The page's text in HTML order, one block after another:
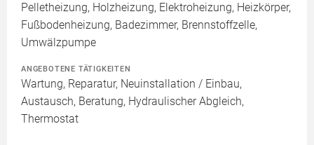
Pelletheizung, Holzheizung, Elektroheizung, Heizkörper,
Fußbodenheizung, Badezimmer, Brennstoffzelle,
Umwälzpumpe
ANGEBOTENE TÄTIGKEITEN
Wartung, Reparatur, Neuinstallation / Einbau,
Austausch, Beratung, Hydraulischer Abgleich,
Thermostat